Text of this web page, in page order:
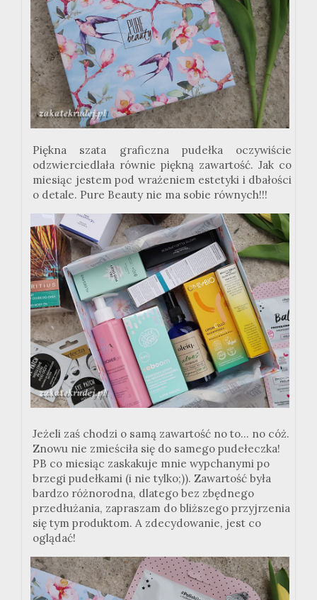
Piękna szata graficzna pudełka oczywiście
odzwierciedlała równie piękną zawartość. Jak co
miesiąc jestem pod wrażeniem estetyki i dbałości
o detale. Pure Beauty nie ma sobie równych!!!
Jeżeli zaś chodzi o samą zawartość no to... no cóż.
Znowu nie zmieściła się do samego pudełeczka!
PB co miesiąc zaskakuje mnie wypchanymi po
brzegi pudełkami (i nie tylko;)). Zawartość była
bardzo różnorodna, dlatego bez zbędnego
przedłużania, zapraszam do bliższego przyjrzenia
się tym produktom. A zdecydowanie, jest co
oglądać!